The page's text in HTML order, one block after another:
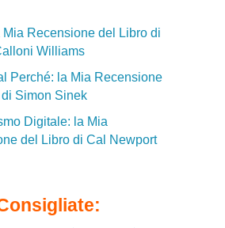
Mia Recensione del Libro di
Williams
Perché: la Mia Recensione
Simon Sinek
Digitale: la Mia
del Libro di Cal Newport